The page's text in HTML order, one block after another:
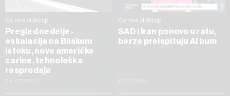
Connect Wrap
Pregled nedelje -
eskalacija na Bliskom
istoku, nove američke
carine, tehnološka
rasprodaja
Connect Wrap
SAD i Iran ponovo u ratu,
berze preispituju AI bum